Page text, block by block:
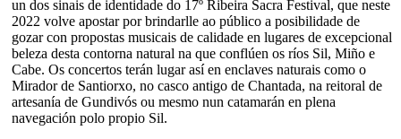
un dos sinais de identidade do 17º Ribeira Sacra Festival, que neste
2022 volve apostar por brindarlle ao público a posibilidade de
gozar con propostas musicais de calidade en lugares de excepcional
beleza desta contorna natural na que conflúen os ríos Sil, Miño e
Cabe. Os concertos terán lugar así en enclaves naturais como o
Mirador de Santiorxo, no casco antigo de Chantada, na reitoral de
artesanía de Gundivós ou mesmo nun catamarán en plena
navegación polo propio Sil.